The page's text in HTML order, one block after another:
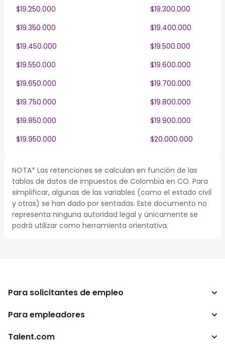
$19.250.000
$19.300.000
$19.350.000
$19.400.000
$19.450.000
$19.500.000
$19.550.000
$19.600.000
$19.650.000
$19.700.000
$19.750.000
$19.800.000
$19.850.000
$19.900.000
$19.950.000
$20.000.000
NOTA* Las retenciones se calculan en función de las
tablas de datos de impuestos de Colombia en CO. Para
simplificar, algunas de las variables (como el estado civil
y otras) se han dado por sentadas. Este documento no
representa ninguna autoridad legal y únicamente se
podrá utilizar como herramienta orientativa.
Para solicitantes de empleo
Buscador de trabajo
Para empleadores
Empresa
Talent.com